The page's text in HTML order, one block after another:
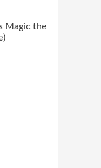
Magic the